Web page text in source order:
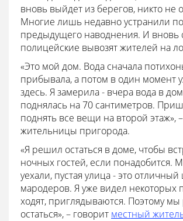
вновь выйдет из берегов, никто не
Многие лишь недавно устранили
предыдущего наводнения. И вновь
полицейские вывозят жителей на
«Это мой дом. Вода сначала
прибывала, а потом в один момент
здесь. Я замерила - вчера вода в
поднялась на 70 сантиметров.
поднять все вещи на второй этаж»,
жительницы пригорода.
«Я решил остаться в доме, чтобы
ночных гостей, если понадобится.
уехали, пустая улица - это
мародеров. Я уже видел некоторых
ходят, приглядываются. Поэтому
остаться», – говорит местный